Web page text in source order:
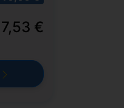
7,53 €